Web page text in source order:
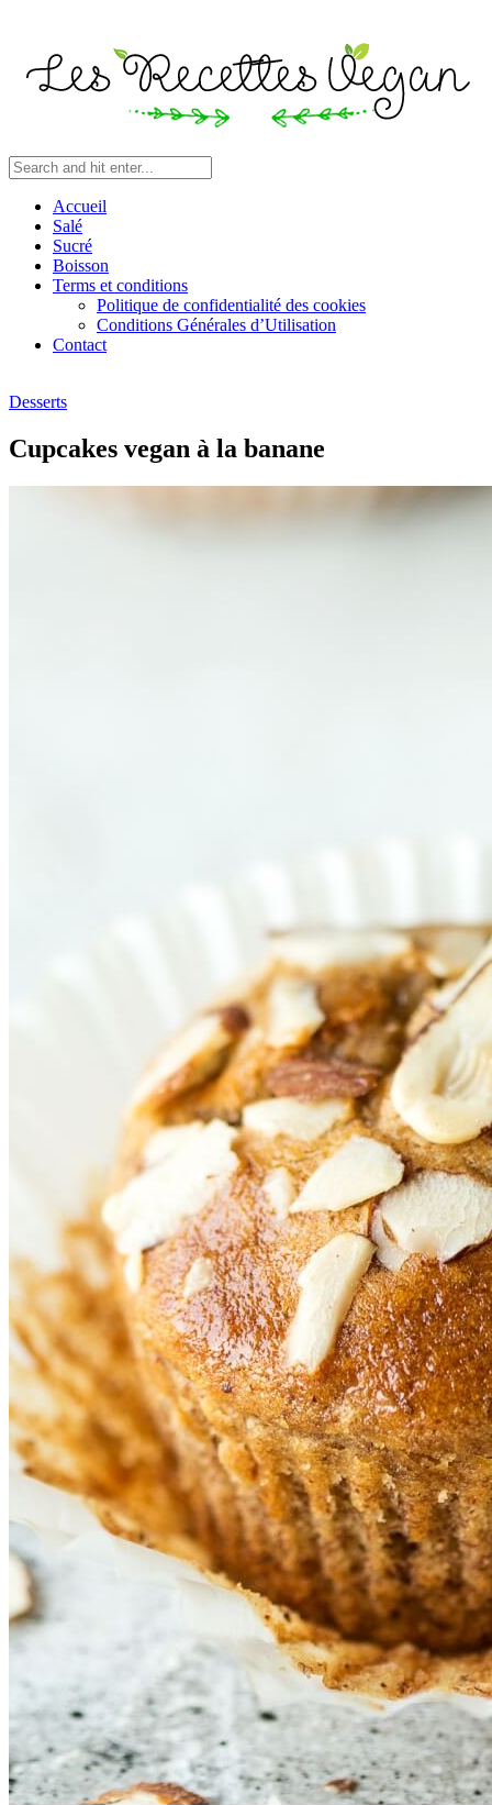
Accueil
Salé
Sucré
Boisson
Terms et conditions
Politique de confidentialité des cookies
Conditions Générales d’Utilisation
Contact
Desserts
Cupcakes vegan à la banane